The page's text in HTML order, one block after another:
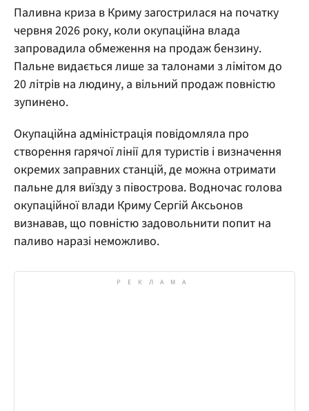
Паливна криза в Криму загострилася на початку
червня 2026 року, коли окупаційна влада
запровадила обмеження на продаж бензину.
Пальне видається лише за талонами з лімітом до
20 літрів на людину, а вільний продаж повністю
зупинено.
Окупаційна адміністрація повідомляла про
створення гарячої лінії для туристів і визначення
окремих заправних станцій, де можна отримати
пальне для виїзду з півострова. Водночас голова
окупаційної влади Криму Сергій Аксьонов
визнавав, що повністю задовольнити попит на
паливо наразі неможливо.